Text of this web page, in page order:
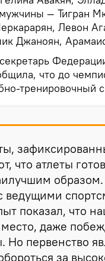
— Тигран
Левон
Джаноян,
что до
тренировочный
что атлеты
ведущими
показал, что
даже
Но первенство
за